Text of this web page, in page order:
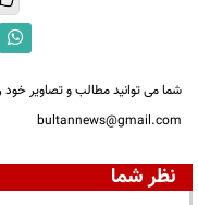
شما می توانید مطالب و تصاویر خود
bultannews@gmail.com
نظر شما